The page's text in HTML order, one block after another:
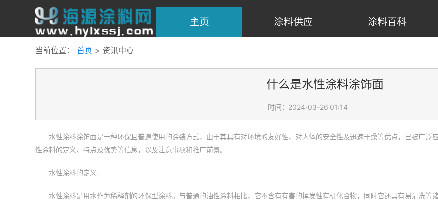
主页 涂料供应 涂料百科
当前位置： 首页 > 资讯中心
什么是水性涂料涂饰面
时间：2024-03-26 01:14
水性涂料涂饰面是一种环保且普遍使用的涂装方式，由于其具有对环境的友好性、对人体的安全性及迅速干燥等优点，已被广泛
性涂料的定义、特点及优势等信息，以及注意事项和推广前景。
水性涂料的定义
水性涂料是用水作为稀释剂的环保型涂料。与普通的油性涂料相比，它不含有有害的挥发性有机化合物，同时它还具有易清洗等